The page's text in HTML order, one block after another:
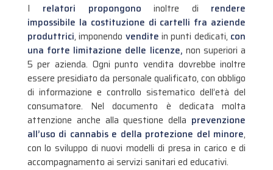
I relatori propongono inoltre di rendere
impossibile la costituzione di cartelli fra aziende
produttrici, imponendo vendite in punti dedicati, con
una forte limitazione delle licenze, non superiori a
5 per azienda. Ogni punto vendita dovrebbe inoltre
essere presidiato da personale qualificato, con obbligo
di informazione e controllo sistematico dell’età del
consumatore. Nel documento è dedicata molta
attenzione anche alla questione della prevenzione
all’uso di cannabis e della protezione del minore,
con lo sviluppo di nuovi modelli di presa in carico e di
accompagnamento ai servizi sanitari ed educativi.